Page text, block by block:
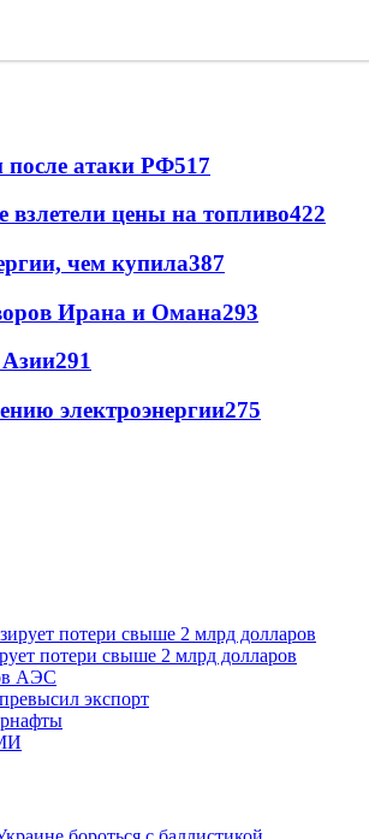
после атаки РФ517
взлетели цены на топливо422
чем купила387
Ирана и Омана293
Азии291
электроэнергии275
потери свыше 2 млрд долларов
АЭС
экспорт